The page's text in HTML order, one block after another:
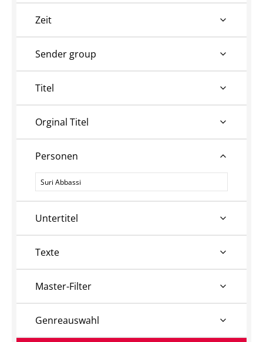
Zeit
Sender group
Titel
Orginal Titel
Personen
Personen
Untertitel
Texte
Master-Filter
Genreauswahl